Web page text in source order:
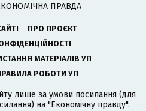
ПРАВДА
ПРО ПРОЄКТ
МАТЕРІАЛІВ УП
РОБОТИ УП
лише за умови посилання (для
на "Економічну правду".